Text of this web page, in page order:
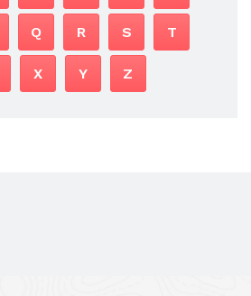
Q R S T
X Y Z